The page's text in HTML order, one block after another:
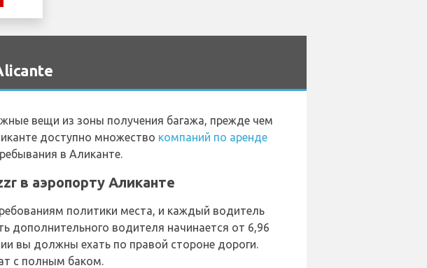
вещи из зоны получения багажа, прежде чем
доступно множество компаний по аренде
в Аликанте.
в аэропорту Аликанте
политики места, и каждый водитель
дополнительного водителя начинается от 6,96
вы должны ехать по правой стороне дороги.
с полным баком.